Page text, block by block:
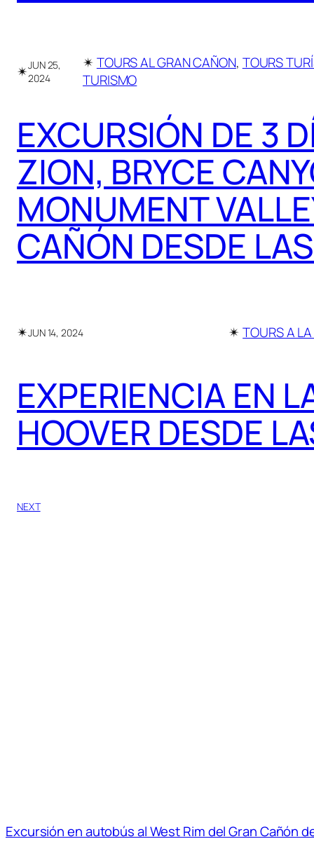
✴︎JUN 25,
2024
✴︎TOURS AL GRAN CAÑON, TOURS
TURISMO
EXCURSIÓN DE 3
ZION, BRYCE
MONUMENT
CAÑÓN DESDE
✴︎JUN 14, 2024 ✴︎TOURS A
EXPERIENCIA EN
HOOVER DESDE
NEXT
Excursión en autobús al West Rim del Gran Cañón